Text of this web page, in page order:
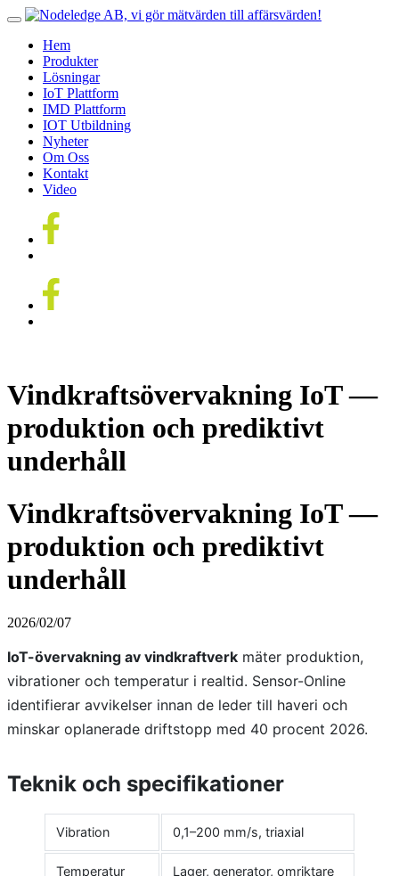
Hem
Produkter
Lösningar
IoT Plattform
IMD Plattform
IOT Utbildning
Nyheter
Om Oss
Kontakt
Video
Vindkraftsövervakning IoT —
produktion och prediktivt
underhåll
Vindkraftsövervakning IoT —
produktion och prediktivt
underhåll
2026/02/07
IoT-övervakning av vindkraftverk mäter produktion,
vibrationer och temperatur i realtid. Sensor-Online
identifierar avvikelser innan de leder till haveri och
minskar oplanerade driftstopp med 40 procent 2026.
Teknik och specifikationer
Vibration 0,1–200 mm/s, triaxial
Temperatur Lager, generator, omriktare